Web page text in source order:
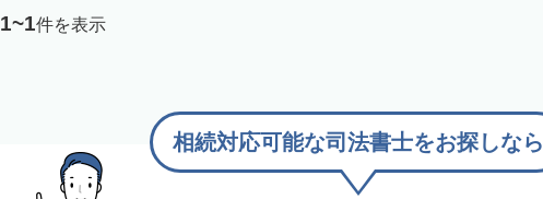
1~1件を表示
相続対応可能な司法書士をお探しなら